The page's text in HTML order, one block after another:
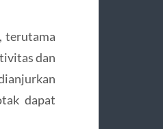
terutama
dan
dapat